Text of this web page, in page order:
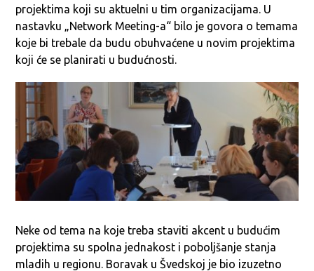
projektima koji su aktuelni u tim organizacijama. U
nastavku „Network Meeting-a“ bilo je govora o temama
koje bi trebale da budu obuhvaćene u novim projektima
koji će se planirati u budućnosti.
Neke od tema na koje treba staviti akcent u budućim
projektima su spolna jednakost i poboljšanje stanja
mladih u regionu. Boravak u Švedskoj je bio izuzetno